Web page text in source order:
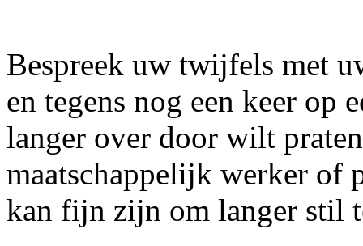
Bespreek uw twijfels met
en tegens nog een keer op
langer over door wilt
maatschappelijk werker of
kan fijn zijn om langer stil